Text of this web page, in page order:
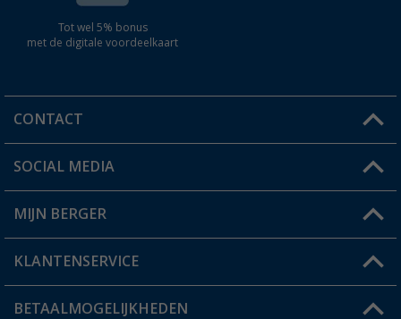
Tot wel 5% bonus
met de digitale voordeelkaart
CONTACT
Een vraag?
Winkel vinden
SOCIAL MEDIA
MIJN BERGER
Mijn account
Status bestelling
KLANTENSERVICE
FAQ & Contact
BETAALMOGELIJKHEDEN